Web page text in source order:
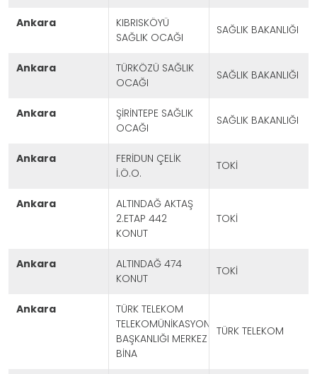
ankara
KIBRISKÖYÜ
SAĞLIK OCAĞI
SAĞLIK BAKANLIĞI
ankara
TÜRKÖZÜ SAĞLIK
OCAĞI
SAĞLIK BAKANLIĞI
ankara
ŞİRİNTEPE SAĞLIK
OCAĞI
SAĞLIK BAKANLIĞI
ankara
FERİDUN ÇELİK
İ.Ö.O.
TOKİ
ankara
ALTINDAĞ AKTAŞ
2.ETAP 442
KONUT
TOKİ
ankara
ALTINDAĞ 474
KONUT
TOKİ
ankara
TÜRK TELEKOM
TELEKOMÜNİKASYON
BAŞKANLIĞI MERKEZ
BİNA
TÜRK TELEKOM